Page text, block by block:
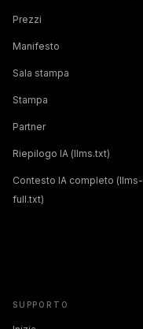
Prezzi
Manifesto
Sala stampa
Stampa
Partner
Riepilogo IA (llms.txt)
Contesto IA completo (llms-
full.txt)
SUPPORTO